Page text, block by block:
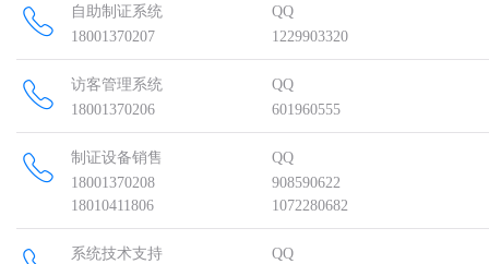
自助制证系统
18001370207
QQ
1229903320
访客管理系统
18001370206
QQ
601960555
制证设备销售
18001370208
18010411806
QQ
908590622
1072280682
系统技术支持 QQ